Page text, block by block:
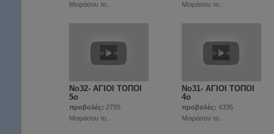
Μοιράσου το..
Μοιράσου το..
Νο32- ΑΓΙΟΙ ΤΟΠΟΙ
5ο
προβολές: 2755
Μοιράσου το..
Νο31- ΑΓΙΟΙ ΤΟΠΟΙ
4ο
προβολές: 4335
Μοιράσου το..